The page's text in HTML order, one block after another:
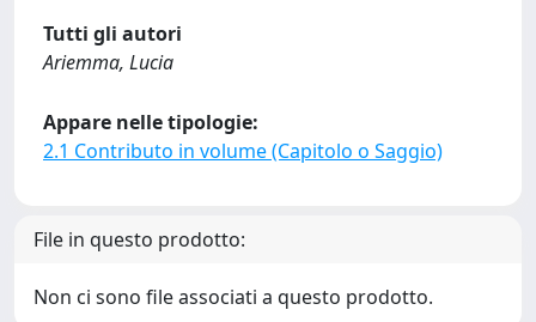
Tutti gli autori
Ariemma, Lucia
Appare nelle tipologie:
2.1 Contributo in volume (Capitolo o Saggio)
File in questo prodotto:
Non ci sono file associati a questo prodotto.